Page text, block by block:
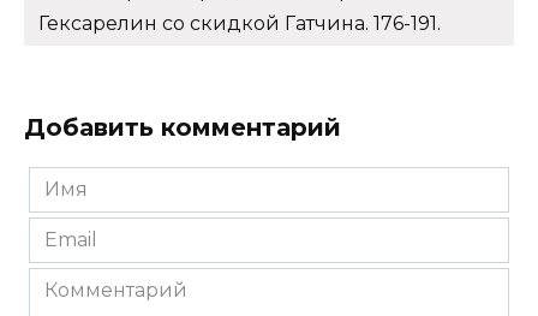
Гексарелин со скидкой Гатчина. 176-191.
Добавить комментарий
Имя
*
Email
*
Комментарий